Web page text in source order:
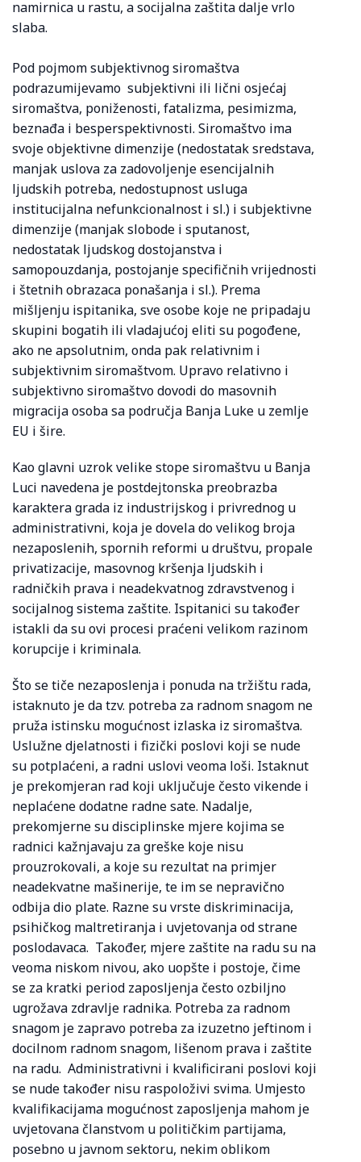
namirnica u rastu, a socijalna zaštita dalje vrlo
slaba.
Pod pojmom subjektivnog siromaštva
podrazumijevamo subjektivni ili lični osjećaj
siromaštva, poniženosti, fatalizma, pesimizma,
beznađa i besperspektivnosti. Siromaštvo ima
svoje objektivne dimenzije (nedostatak sredstava,
manjak uslova za zadovoljenje esencijalnih
ljudskih potreba, nedostupnost usluga
institucijalna nefunkcionalnost i sl.) i subjektivne
dimenzije (manjak slobode i sputanost,
nedostatak ljudskog dostojanstva i
samopouzdanja, postojanje specifičnih vrijednosti
i štetnih obrazaca ponašanja i sl.). Prema
mišljenju ispitanika, sve osobe koje ne pripadaju
skupini bogatih ili vladajućoj eliti su pogođene,
ako ne apsolutnim, onda pak relativnim i
subjektivnim siromaštvom. Upravo relativno i
subjektivno siromaštvo dovodi do masovnih
migracija osoba sa područja Banja Luke u zemlje
EU i šire.
Kao glavni uzrok velike stope siromaštvu u Banja
Luci navedena je postdejtonska preobrazba
karaktera grada iz industrijskog i privrednog u
administrativni, koja je dovela do velikog broja
nezaposlenih, spornih reformi u društvu, propale
privatizacije, masovnog kršenja ljudskih i
radničkih prava i neadekvatnog zdravstvenog i
socijalnog sistema zaštite. Ispitanici su također
istakli da su ovi procesi praćeni velikom razinom
korupcije i kriminala.
Što se tiče nezaposlenja i ponuda na tržištu rada,
istaknuto je da tzv. potreba za radnom snagom ne
pruža istinsku mogućnost izlaska iz siromaštva.
Uslužne djelatnosti i fizički poslovi koji se nude
su potplaćeni, a radni uslovi veoma loši. Istaknut
je prekomjeran rad koji uključuje često vikende i
neplaćene dodatne radne sate. Nadalje,
prekomjerne su disciplinske mjere kojima se
radnici kažnjavaju za greške koje nisu
prouzrokovali, a koje su rezultat na primjer
neadekvatne mašinerije, te im se nepravično
odbija dio plate. Razne su vrste diskriminacija,
psihičkog maltretiranja i uvjetovanja od strane
poslodavaca. Također, mjere zaštite na radu su na
veoma niskom nivou, ako uopšte i postoje, čime
se za kratki period zaposljenja često ozbiljno
ugrožava zdravlje radnika. Potreba za radnom
snagom je zapravo potreba za izuzetno jeftinom i
docilnom radnom snagom, lišenom prava i zaštite
na radu. Administrativni i kvalificirani poslovi koji
se nude također nisu raspoloživi svima. Umjesto
kvalifikacijama mogućnost zaposljenja mahom je
uvjetovana članstvom u političkim partijama,
posebno u javnom sektoru, nekim oblikom